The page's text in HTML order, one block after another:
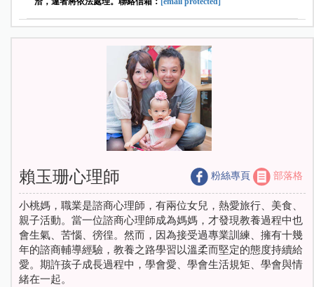
賴玉珊心理師 粉絲專頁 部落格
小桃媽，職業是諮商心理師，有兩位女兒，熱愛旅行、美食、
親子活動。當一位諮商心理師成為媽媽，才發現教養過程中也
會生氣、苦惱、徬徨。然而，因為接受過專業訓練、擁有十幾
年的諮商輔導經驗，教養之路學習以溫柔而堅定的態度持續給
愛。期許孩子成長過程中，學會愛、學會生活規矩、學會與情
緒在一起。